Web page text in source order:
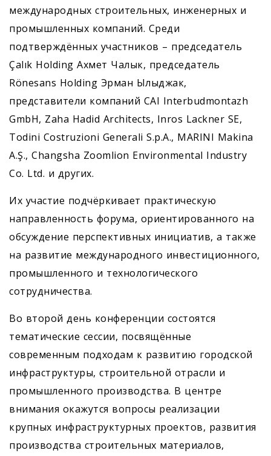
международных строительных, инженерных и
промышленных компаний. Среди
подтверждённых участников – председатель
Çalık Holding Ахмет Чалык, председатель
Rönesans Holding Эрман Ылыджак,
представители компаний CAI Interbudmontazh
GmbH, Zaha Hadid Architects, Inros Lackner SE,
Todini Costruzioni Generali S.p.A., MARINI Makina
A.Ş., Changsha Zoomlion Environmental Industry
Co. Ltd. и других.
Их участие подчёркивает практическую
направленность форума, ориентированного на
обсуждение перспективных инициатив, а также
на развитие международного инвестиционного,
промышленного и технологического
сотрудничества.
Во второй день конференции состоятся
тематические сессии, посвящённые
современным подходам к развитию городской
инфраструктуры, строительной отрасли и
промышленного производства. В центре
внимания окажутся вопросы реализации
крупных инфраструктурных проектов, развития
производства строительных материалов,